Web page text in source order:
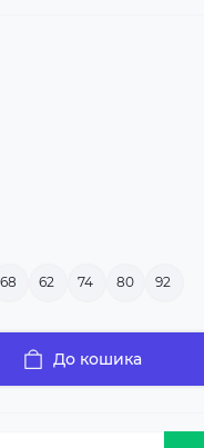
68 62 74 80 92
До кошика